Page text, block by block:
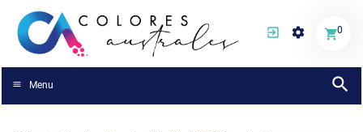
0
Menu